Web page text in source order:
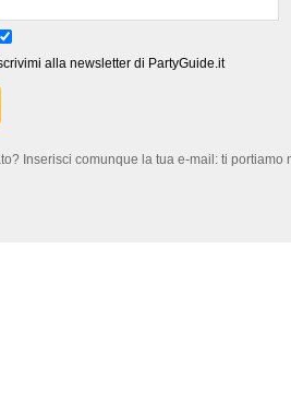
alla newsletter di PartyGuide.it
Inserisci comunque la tua e-mail: ti portiamo